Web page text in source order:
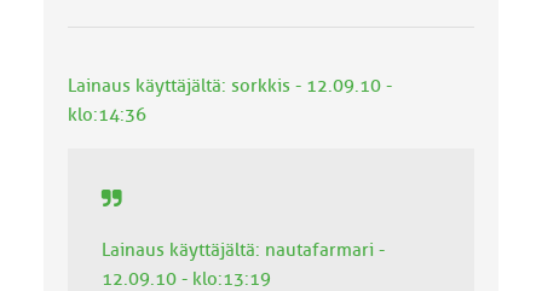
k
a
Lainaus käyttäjältä: sorkkis - 12.09.10 -
klo:14:36
Lainaus käyttäjältä: nautafarmari -
12.09.10 - klo:13:19